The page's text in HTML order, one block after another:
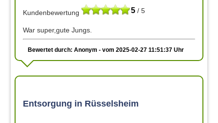
5 / 5
Kundenbewertung
War super,gute Jungs.
Bewertet durch: Anonym - vom 2025-02-27 11:51:37 Uhr
Entsorgung in Rüsselsheim